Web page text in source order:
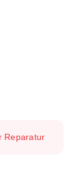
Reparatur